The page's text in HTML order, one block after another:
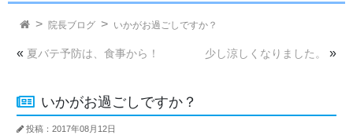
院長ブログ いかがお過ごしですか？
« 夏バテ予防は、食事から！ 少し涼しくなりました。 »
いかがお過ごしですか？
投稿：2017年08月12日